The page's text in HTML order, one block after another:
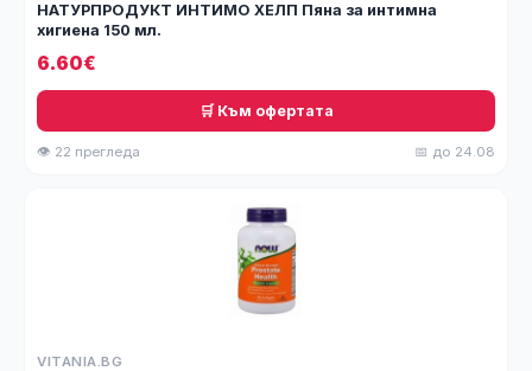
НАТУРПРОДУКТ ИНТИМО ХЕЛП Пяна за интимна
хигиена 150 мл.
6.60€
🛒 Към офертата
👁 22 прегледа 📅 до 24.08
VITANIA.BG